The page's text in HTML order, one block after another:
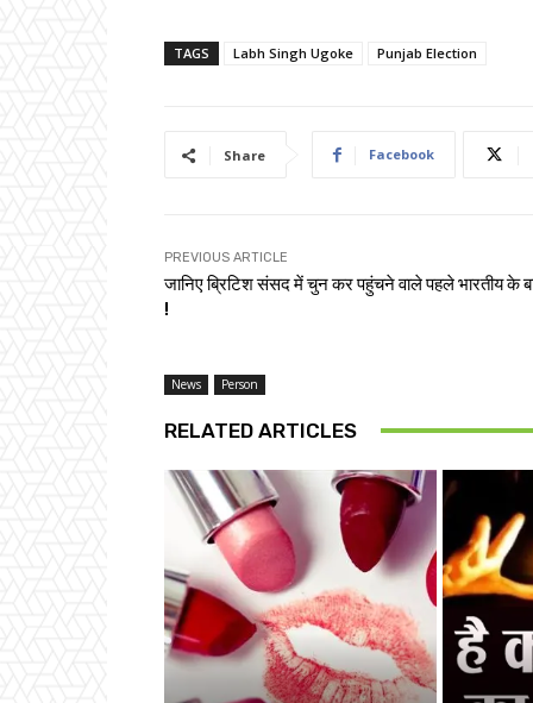
TAGS Labh Singh Ugoke Punjab Election
Share Facebook
PREVIOUS ARTICLE
जानिए ब्रिटिश संसद में चुन कर पहुंचने वाले पहले भारतीय के
!
News Person
RELATED ARTICLES